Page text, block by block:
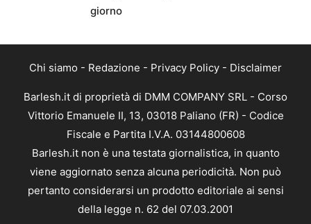
giorno
Chi siamo - Redazione - Privacy Policy - Disclaimer
Barlesh.it di proprietà di DMM COMPANY SRL - Corso
Vittorio Emanuele II, 13, 03018 Paliano (FR) - Codice
Fiscale e Partita I.V.A. 03144800608
Barlesh.it non è una testata giornalistica, in quanto
viene aggiornato senza alcuna periodicità. Non può
pertanto considerarsi un prodotto editoriale ai sensi
della legge n. 62 del 07.03.2001